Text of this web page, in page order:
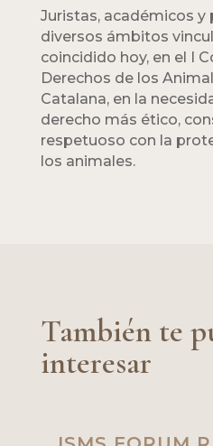
Juristas, académicos y
diversos ámbitos
coincidido hoy, en el I
Derechos de los
Catalana, en la
derecho más ético,
respetuoso con la
los animales.
También te
interesar